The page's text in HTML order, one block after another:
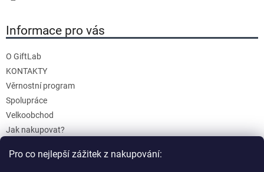
Pro co nejlepší zážitek z nakupování:
Informace pro vás
O GiftLab
KONTAKTY
Věrnostní program
Spolupráce
Velkoobchod
Jak nakupovat?
Reklamace a Vrácení